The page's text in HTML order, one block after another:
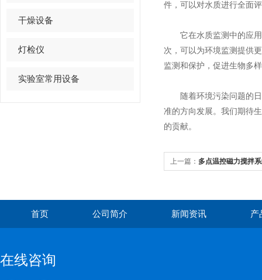
干燥设备
灯检仪
实验室常用设备
件，可以对水质进行全面
它在水质监测中的应用
次，可以为环境监测提供
监测和保护，促进生物多
随着环境污染问题的日
准的方向发展。我们期待
的贡献。
上一篇： 多点温控磁力搅拌
首页 公司简介 新闻资讯 产
在线咨询